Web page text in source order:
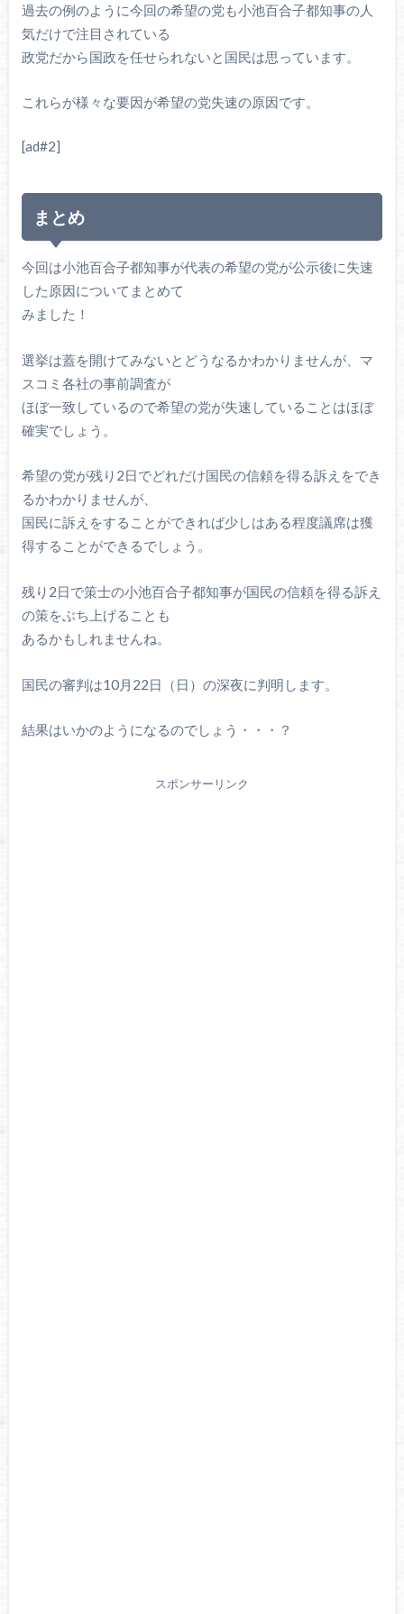
過去の例のように今回の希望の党も小池百合子都知事の人
気だけで注目されている
政党だから国政を任せられないと国民は思っています。
これらが様々な要因が希望の党失速の原因です。
[ad#2]
まとめ
今回は小池百合子都知事が代表の希望の党が公示後に失速
した原因についてまとめて
みました！
選挙は蓋を開けてみないとどうなるかわかりませんが、マ
スコミ各社の事前調査が
ほぼ一致しているので希望の党が失速していることはほぼ
確実でしょう。
希望の党が残り2日でどれだけ国民の信頼を得る訴えをでき
るかわかりませんが、
国民に訴えをすることができれば少しはある程度議席は獲
得することができるでしょう。
残り2日で策士の小池百合子都知事が国民の信頼を得る訴え
の策をぶち上げることも
あるかもしれませんね。
国民の審判は10月22日（日）の深夜に判明します。
結果はいかのようになるのでしょう・・・？
スポンサーリンク